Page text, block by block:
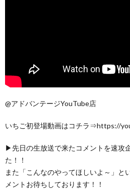
@アドバンテージYouTube店
いちご初登場動画はコチラ⇒https://
▶先日の生放送で来たコメントを速攻
た！！
また「こんなのやってほしいよ～」と
メントお待ちしております！！